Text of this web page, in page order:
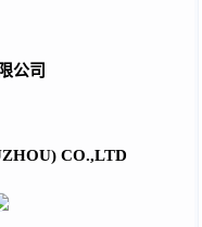
公司
CO.,LTD